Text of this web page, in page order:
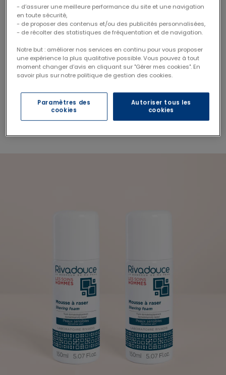
Mousse à raser - 150 ml
Voir le produit
- d’assurer une meilleure performance du site et une navigation
en toute sécurité,
- de proposer des contenus et/ou des publicités personnalisées,
- de récolter des statistiques de fréquentation et de navigation.
Notre but : améliorer nos services en continu pour vous proposer
une expérience la plus qualitative possible. Vous pouvez à tout
moment changer d’avis en cliquant sur "Gérer mes cookies". En
savoir plus sur notre politique de gestion des cookies.
Paramètres des
cookies
Autoriser tous les
cookies